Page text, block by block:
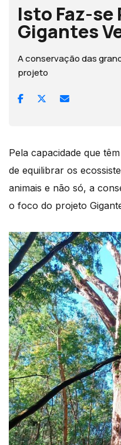
Isto Faz-se
Gigantes
A conservação das
projeto
Pela capacidade que
de equilibrar os
animais e não só, a
o foco do projeto